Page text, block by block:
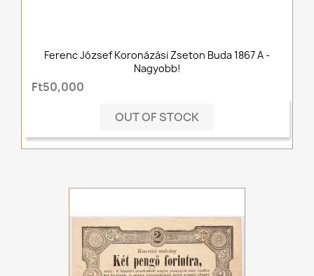
Ferenc József Koronázási Zseton Buda 1867 A -
Nagyobb!
Ft50,000
OUT OF STOCK